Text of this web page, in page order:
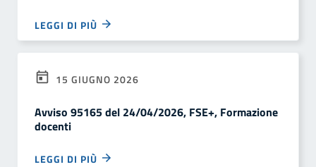
LEGGI DI PIÙ
15 GIUGNO 2026
Avviso 95165 del 24/04/2026, FSE+, Formazione
docenti
LEGGI DI PIÙ